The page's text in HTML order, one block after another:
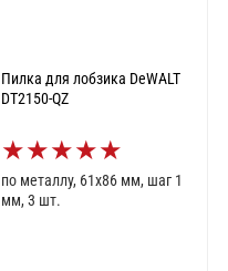
Пилка для лобзика DeWALT
DT2150-QZ
★★★★★
по металлу, 61x86 мм, шаг 1
мм, 3 шт.